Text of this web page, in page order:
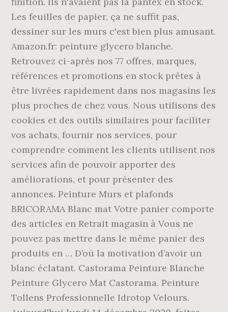
Les feuilles de papier, ça ne suffit pas,
dessiner sur les murs c'est bien plus amusant.
Amazon.fr: peinture glycero blanche.
Retrouvez ci-après nos 77 offres, marques,
références et promotions en stock prêtes à
être livrées rapidement dans nos magasins les
plus proches de chez vous. Nous utilisons des
cookies et des outils similaires pour faciliter
vos achats, fournir nos services, pour
comprendre comment les clients utilisent nos
services afin de pouvoir apporter des
améliorations, et pour présenter des
annonces. Peinture Murs et plafonds
BRICORAMA Blanc mat Votre panier comporte
des articles en Retrait magasin à Vous ne
pouvez pas mettre dans le même panier des
produits en … D’où la motivation d’avoir un
blanc éclatant. Castorama Peinture Blanche
Peinture Glycero Mat Castorama. Peinture
Tollens Professionnelle Idrotop Velours.